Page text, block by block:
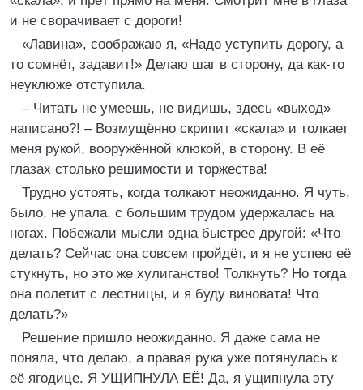
и не сворачивает с дороги!
«Лавина», соображаю я, «Надо уступить дорогу, а
то сомнёт, задавит!» Делаю шаг в сторону, да как-то
неуклюже отступила.
– Читать не умеешь, не видишь, здесь «выход»
написано?! – Возмущённо скрипит «скала» и толкает
меня рукой, вооружённой клюкой, в сторону. В её
глазах столько решимости и торжества!
Трудно устоять, когда толкают неожиданно. Я чуть,
было, не упала, с большим трудом удержалась на
ногах. Побежали мысли одна быстрее другой: «Что
делать? Сейчас она совсем пройдёт, и я не успею её
стукнуть, но это же хулиганство! Толкнуть? Но тогда
она полетит с лестницы, и я буду виновата! Что
делать?»
Решение пришло неожиданно. Я даже сама не
поняла, что делаю, а правая рука уже потянулась к
её ягодице. Я УЩИПНУЛА ЕЁ! Да, я ущипнула эту